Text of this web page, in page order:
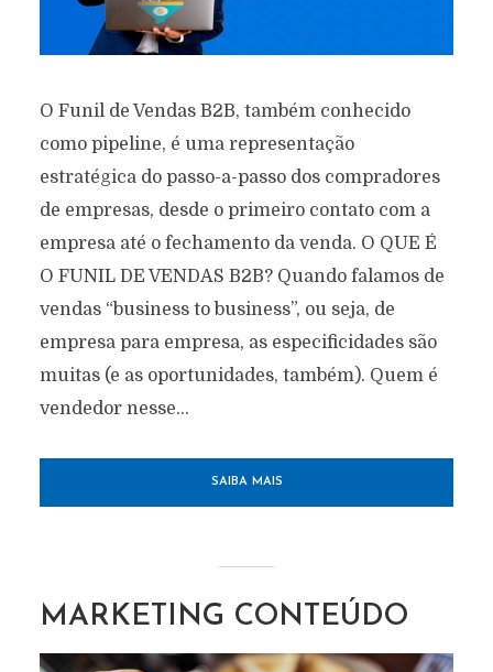
O Funil de Vendas B2B, também conhecido
como pipeline, é uma representação
estratégica do passo-a-passo dos compradores
de empresas, desde o primeiro contato com a
empresa até o fechamento da venda. O QUE É
O FUNIL DE VENDAS B2B? Quando falamos de
vendas “business to business”, ou seja, de
empresa para empresa, as especificidades são
muitas (e as oportunidades, também). Quem é
vendedor nesse...
SAIBA MAIS
MARKETING CONTEÚDO